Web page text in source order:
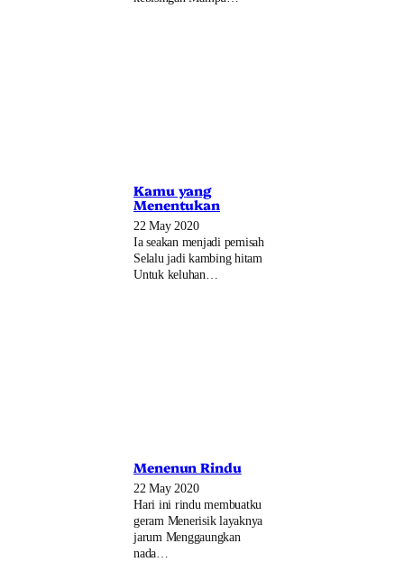
Kamu yang
Menentukan
22 May 2020
Ia seakan menjadi pemisah
Selalu jadi kambing hitam
Untuk keluhan…
Menenun Rindu
22 May 2020
Hari ini rindu membuatku
geram Menerisik layaknya
jarum Menggaungkan
nada…